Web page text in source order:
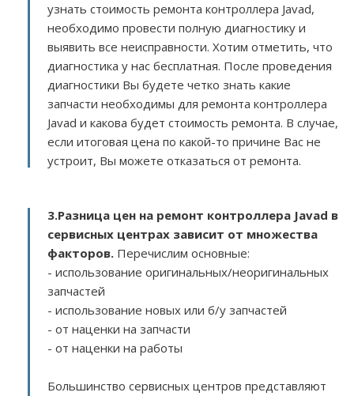
узнать стоимость ремонта контроллера Javad,
необходимо провести полную диагностику и
выявить все неисправности. Хотим отметить, что
диагностика у нас бесплатная. После проведения
диагностики Вы будете четко знать какие
запчасти необходимы для ремонта контроллера
Javad и какова будет стоимость ремонта. В случае,
если итоговая цена по какой-то причине Вас не
устроит, Вы можете отказаться от ремонта.
3.Разница цен на ремонт контроллера Javad в
сервисных центрах зависит от множества
факторов. Перечислим основные:
- использование оригинальных/неоригинальных
запчастей
- использование новых или б/у запчастей
- от наценки на запчасти
- от наценки на работы
Большинство сервисных центров представляют